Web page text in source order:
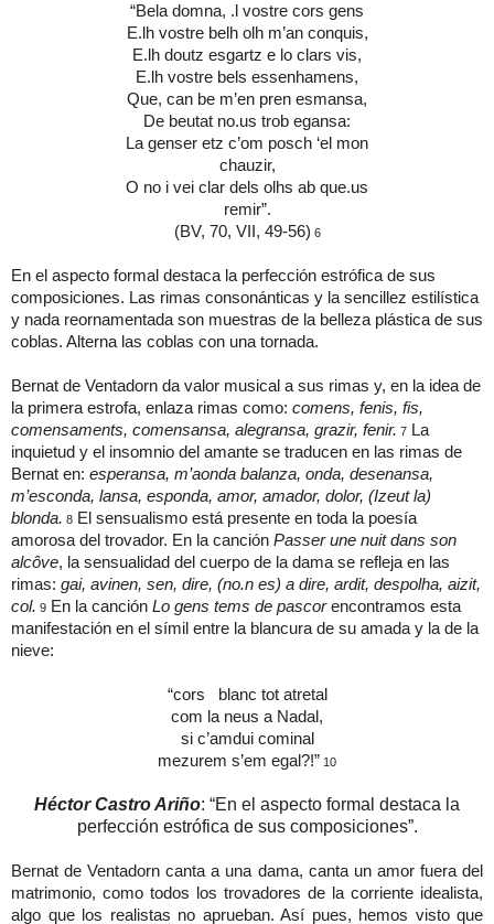
“Bela domna, .l vostre cors gens
E.lh vostre belh olh m’an conquis,
E.lh doutz esgartz e lo clars vis,
E.lh vostre bels essenhamens,
Que, can be m’en pren esmansa,
De beutat no.us trob egansa:
La genser etz c’om posch ‘el mon
chauzir,
O no i vei clar dels olhs ab que.us
remir”.
(BV, 70, VII, 49-56) 6
En el aspecto formal destaca la perfección estrófica de sus
composiciones. Las rimas consonánticas y la sencillez estilística
y nada reornamentada son muestras de la belleza plástica de sus
coblas. Alterna las coblas con una tornada.
Bernat de Ventadorn da valor musical a sus rimas y, en la idea de
la primera estrofa, enlaza rimas como: comens, fenis, fis,
comensaments, comensansa, alegransa, grazir, fenir. 7 La
inquietud y el insomnio del amante se traducen en las rimas de
Bernat en: esperansa, m’aonda balanza, onda, desenansa,
m’esconda, lansa, esponda, amor, amador, dolor, (Izeut la)
blonda. 8 El sensualismo está presente en toda la poesía
amorosa del trovador. En la canción Passer une nuit dans son
alcôve, la sensualidad del cuerpo de la dama se refleja en las
rimas: gai, avinen, sen, dire, (no.n es) a dire, ardit, despolha, aizit,
col. 9 En la canción Lo gens tems de pascorencontramos esta
manifestación en el símil entre la blancura de su amada y la de la
nieve:
“cors blanc tot atretal
com la neus a Nadal,
si c’amdui cominal
mezurem s’em egal?!” 10
Héctor Castro Ariño: “En el aspecto formal destaca la
perfección estrófica de sus composiciones”.
Bernat de Ventadorn canta a una dama, canta un amor fuera del
matrimonio, como todos los trovadores de la corriente idealista,
algo que los realistas no aprueban. Así pues, hemos visto que